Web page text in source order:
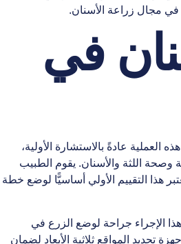
في مجال زراعة الأسنان.
في
عادةً بالاستشارة الأولية،
وصحة اللثة والأسنان. يقوم الطبيب
هذا التقييم الأولي أساسيًّا لوضع خطة
هذا الإجراء جراحة لوضع الزرع في
تحديد المواقع ثلاثية الأبعاد لضمان